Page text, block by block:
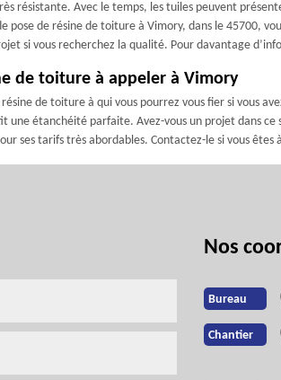
résistante. Avec le temps, les tuiles peuvent
pose de résine de toiture à Vimory, dans le 45700,
si vous recherchez la qualité. Pour davantage
de toiture à appeler à Vimory
de toiture à qui vous pourrez vous fier si vous
une étanchéité parfaite. Avez-vous un projet dans
ses tarifs très abordables. Contactez-le si vous êtes
Nos
Bureau
Chantier